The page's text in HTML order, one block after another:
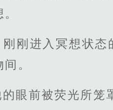
刚刚进入冥想状
。
眼前被荧光所笼